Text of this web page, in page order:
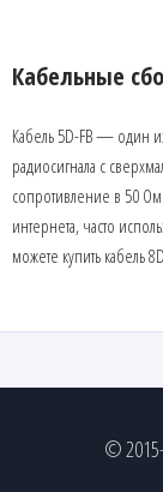
Кабельные
Кабель 5D-FB — один
радиосигнала с
сопротивление в 50
интернета, часто
можете купить кабель
©